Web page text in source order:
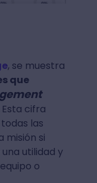
, se muestra
que
Esta cifra
las
misión si
utilidad y
o